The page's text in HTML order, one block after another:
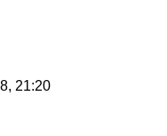
21:20